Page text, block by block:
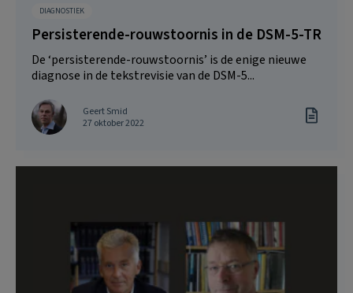
DIAGNOSTIEK
Persisterende-rouwstoornis in de DSM-5-TR
De ‘persisterende-rouwstoornis’ is de enige nieuwe
diagnose in de tekstrevisie van de DSM-5...
Geert Smid
27 oktober 2022